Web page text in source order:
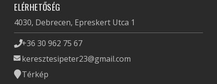
ELÉRHETŐSÉG
4030, Debrecen, Epreskert Utca 1
+36 30 962 75 67
keresztesipeter23@gmail.com
Térkép